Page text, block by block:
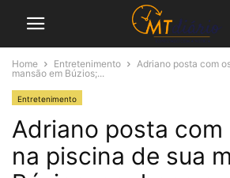
Home Entretenimento
Adriano posta com
mansão em Búzios;...
Entretenimento
Adriano posta
na piscina de sua